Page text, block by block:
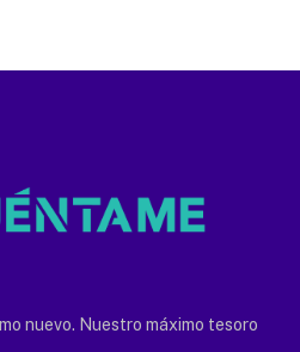
nuevo. Nuestro máximo tesoro